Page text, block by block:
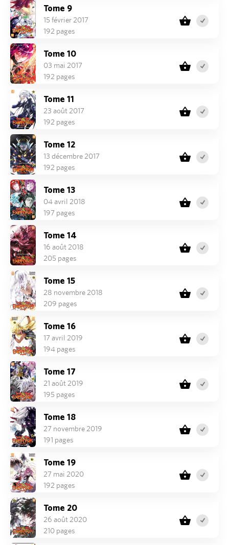
Tome 9
15 février 2017
192 pages
Tome 10
03 mai 2017
192 pages
Tome 11
23 août 2017
192 pages
Tome 12
13 décembre 2017
192 pages
Tome 13
04 avril 2018
197 pages
Tome 14
16 août 2018
205 pages
Tome 15
28 novembre 2018
209 pages
Tome 16
17 avril 2019
194 pages
Tome 17
21 août 2019
195 pages
Tome 18
27 novembre 2019
191 pages
Tome 19
27 mai 2020
192 pages
Tome 20
26 août 2020
210 pages